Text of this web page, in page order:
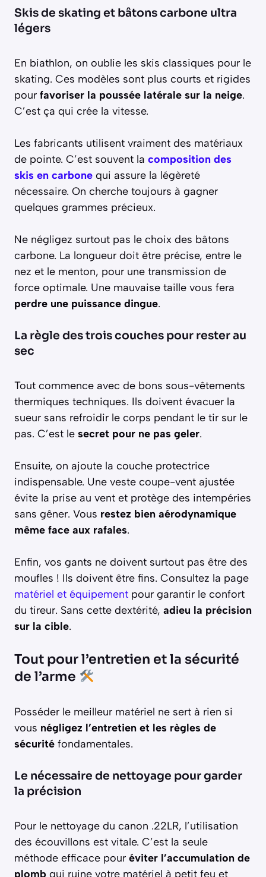
Skis de skating et bâtons carbone ultra
légers
En biathlon, on oublie les skis classiques pour le
skating. Ces modèles sont plus courts et rigides
pour favoriser la poussée latérale sur la neige.
C’est ça qui crée la vitesse.
Les fabricants utilisent vraiment des matériaux
de pointe. C’est souvent la composition des
skis en carbone qui assure la légèreté
nécessaire. On cherche toujours à gagner
quelques grammes précieux.
Ne négligez surtout pas le choix des bâtons
carbone. La longueur doit être précise, entre le
nez et le menton, pour une transmission de
force optimale. Une mauvaise taille vous fera
perdre une puissance dingue.
La règle des trois couches pour rester au
sec
Tout commence avec de bons sous-vêtements
thermiques techniques. Ils doivent évacuer la
sueur sans refroidir le corps pendant le tir sur le
pas. C’est le secret pour ne pas geler.
Ensuite, on ajoute la couche protectrice
indispensable. Une veste coupe-vent ajustée
évite la prise au vent et protège des intempéries
sans gêner. Vous restez bien aérodynamique
même face aux rafales.
Enfin, vos gants ne doivent surtout pas être des
moufles ! Ils doivent être fins. Consultez la page
matériel et équipement pour garantir le confort
du tireur. Sans cette dextérité, adieu la précision
sur la cible.
Tout pour l’entretien et la sécurité
de l’arme
Posséder le meilleur matériel ne sert à rien si
vous négligez l’entretien et les règles de
sécurité fondamentales.
Le nécessaire de nettoyage pour garder
la précision
Pour le nettoyage du canon .22LR, l’utilisation
des écouvillons est vitale. C’est la seule
méthode efficace pour éviter l’accumulation de
plomb qui ruine votre matériel à petit feu et